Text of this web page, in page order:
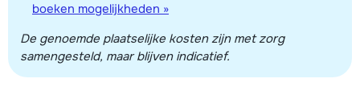
boeken mogelijkheden »
De genoemde plaatselijke kosten zijn met zorg
samengesteld, maar blijven indicatief.